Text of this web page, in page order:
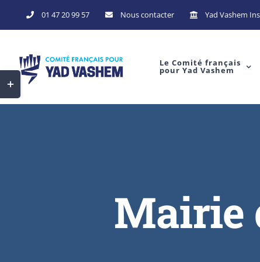
to
01 47 20 99 57 Nous contacter Yad Vashem
Le Comité français
pour Yad Vashem
Mairie
Toggle
Sliding